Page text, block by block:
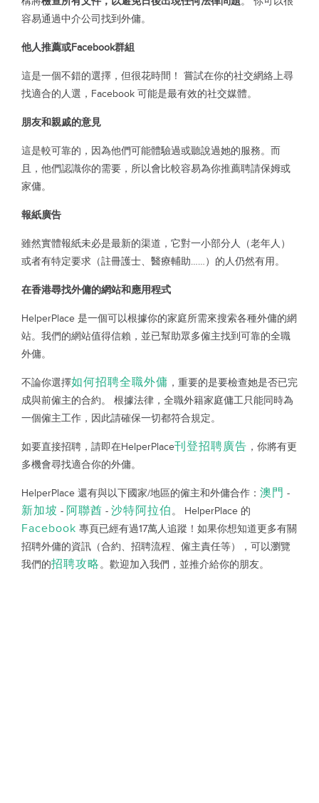
容易通過中介公司找到外傭。
他人推薦或Facebook群組
這是一個不錯的選擇，但很花時間！ 嘗試在你的社交網絡上尋
找適合的人選，Facebook 可能是最有效的社交媒體。
朋友和親戚的意見
這是較可靠的，因為他們可能體驗過或聽說過她的服務。而
且，他們認識你的需要，所以會比較容易為你推薦聘請保姆或
家傭。
報紙廣告
雖然實體報紙未必是最新的渠道，它對一小部分人（老年人）
或者有特定要求（註冊護士、醫療輔助……）的人仍然有用。
在香港尋找外傭的網站和應用程式
HelperPlace 是一個可以根據你的家庭所需來搜索各種外傭的網
站。我們的網站值得信賴，並已幫助眾多僱主找到可靠的全職
外傭。
不論你選擇如何招聘全職外傭 ，重要的是要檢查她是否已完
成與前僱主的合約。 根據法律，全職外籍家庭傭工只能同時為
一個僱主工作，因此請確保一切都符合規定。
如要直接招聘，請即在HelperPlace刊登招聘廣告 ，你將有更
多機會尋找適合你的外傭。
HelperPlace 還有與以下國家/地區的僱主和外傭合作： 澳門 -
新加坡 - 阿聯酋 - 沙特阿拉伯。 HelperPlace 的
Facebook 專頁已經有過17萬人追蹤！如果你想知道更多有關
招聘外傭的資訊（合約、招聘流程、僱主責任等），可以瀏覽
我們的招聘攻略。歡迎加入我們，並推介給你的朋友。